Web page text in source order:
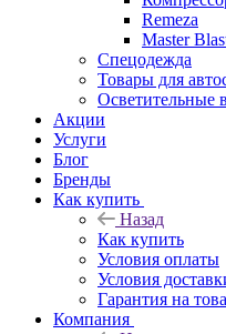
Remeza
Master
Спецодежда
Товары для
Осветительные
Акции
Услуги
Блог
Бренды
Как купить
Назад
Как купить
Условия оплаты
Условия
Гарантия на
Компания